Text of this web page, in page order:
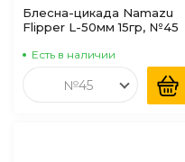
Блесна-цикада Namazu
Flipper L-50мм 15гр, №45
Есть в наличии
№45